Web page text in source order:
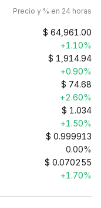
Precio y % en 24 horas
$ 64,961.00
+1.10%
$ 1,914.94
+0.90%
$ 74.68
+2.60%
$ 1.034
+1.50%
$ 0.999913
0.00%
$ 0.070255
+1.70%